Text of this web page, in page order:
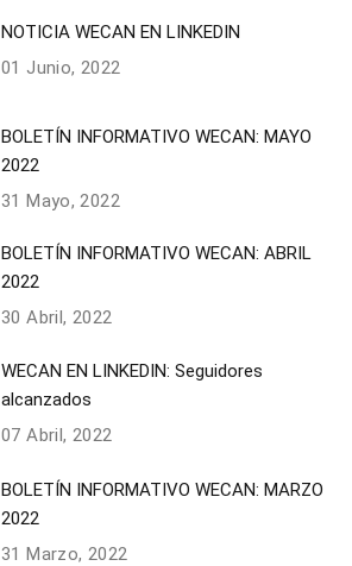
NOTICIA WECAN EN LINKEDIN
01 Junio, 2022
BOLETÍN INFORMATIVO WECAN: MAYO
2022
31 Mayo, 2022
BOLETÍN INFORMATIVO WECAN: ABRIL
2022
30 Abril, 2022
WECAN EN LINKEDIN: Seguidores
alcanzados
07 Abril, 2022
BOLETÍN INFORMATIVO WECAN: MARZO
2022
31 Marzo, 2022